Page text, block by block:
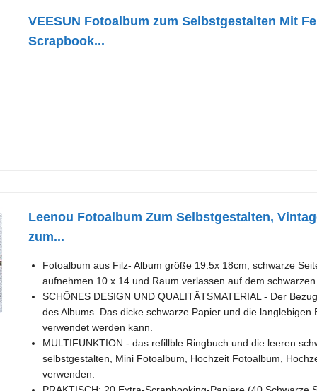
VEESUN Fotoalbum zum Selbstgestalten Mit
Scrapbook...
Leenou Fotoalbum Zum Selbstgestalten,
zum...
Fotoalbum aus Filz- Album größe 19.5x 18cm, schwarze
aufnehmen 10 x 14 und Raum verlassen auf dem schwarzen
SCHÖNES DESIGN UND QUALITÄTSMATERIAL - Der
des Albums. Das dicke schwarze Papier und die
verwendet werden kann.
MULTIFUNKTION - das refillble Ringbuch und die leeren
selbstgestalten, Mini Fotoalbum, Hochzeit Fotoalbum,
verwenden.